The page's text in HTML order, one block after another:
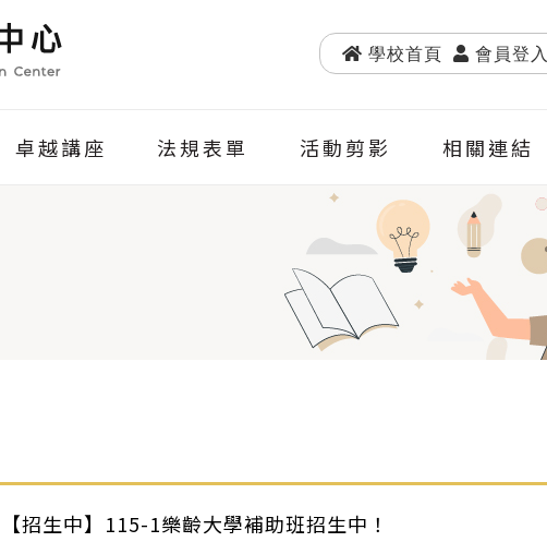
學校首頁 會員登入
卓越講座 法規表單 活動剪影 相關連結
【招生中】115-1樂齡大學補助班招生中！